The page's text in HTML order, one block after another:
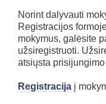
Norint dalyvauti
Registracijos
mokymus, galėsite
užsiregistruoti.
atsiųsta
Registracija į